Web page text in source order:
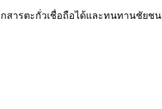
สารตะกั่วเชื่อถือได้และทนทานชัยชน